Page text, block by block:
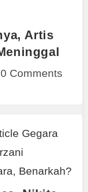
Artis
0 Comments